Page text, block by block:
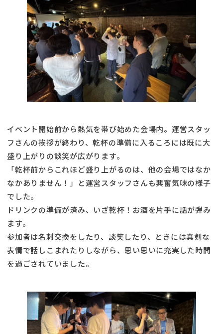
イベント開始前から熱気を帯び始めた会場内。運営スタッ
フさんの挨拶が終わり、乾杯の準備に入るころには既に大
盛り上がりの談笑が広がります。
「乾杯前からこれほど盛り上がるのは、他の会場ではなか
なかありません！」と運営スタッフさんも興奮気味の様子
でした。
ドリンクの準備が済み、いざ乾杯！お酒を片手に話が弾み
ます。
参加者は名刺交換をしたり、談笑したり、ときには真剣な
表情で話しこまれたりしながら、思い思いに充実した時間
を過ごされていました。